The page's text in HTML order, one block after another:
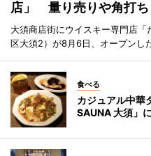
店」 量り売りや角打ち
大須商店街にウイスキー専門店
区大須2）が8月6日、オープンした
食べる
カジュアル中
SAUNA 大須」